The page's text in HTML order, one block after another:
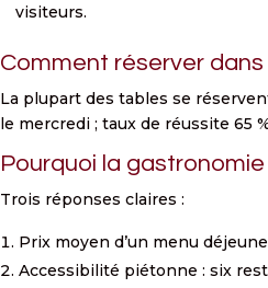
visiteurs.
Comment réserver
La plupart des tables se
le mercredi ; taux de réussite 65
Pourquoi la
Trois réponses claires :
Prix moyen d’un menu
Accessibilité piétonne : six